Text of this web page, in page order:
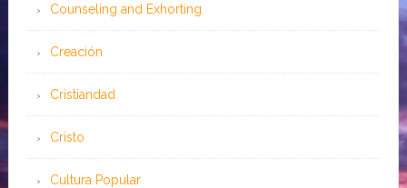
Counseling and Exhorting
Creación
Cristiandad
Cristo
Cultura Popular